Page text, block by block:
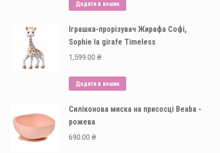
Додати в кошик
Іграшка-прорізувач Жирафа Софі,
Sophie la girafe Timeless
1,599.00 ₴
Додати в кошик
Силіконова миска на присосці Beaba -
рожева
690.00 ₴